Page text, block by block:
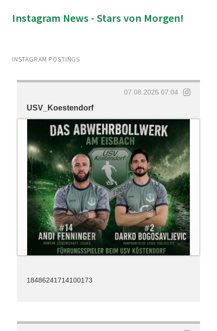
Instagram News - Stars von Morgen!
INSTAGRAM POSTINGS
07.08.2026 07:04
USV_Koestendorf
18486241714100173